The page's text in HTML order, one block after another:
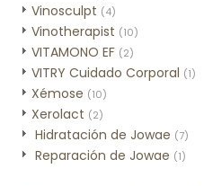
Vinosculpt (4)
Vinotherapist (10)
VITAMONO EF (2)
VITRY Cuidado Corporal (1)
Xémose (10)
Xerolact (2)
Hidratación de Jowae (7)
Reparación de Jowae (1)